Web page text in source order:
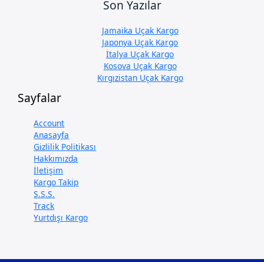
Son Yazılar
Jamaika Uçak Kargo
Japonya Uçak Kargo
İtalya Uçak Kargo
Kosova Uçak Kargo
Kırgızistan Uçak Kargo
Sayfalar
Account
Anasayfa
Gizlilik Politikası
Hakkımızda
İletişim
Kargo Takip
S.S.S.
Track
Yurtdışı Kargo